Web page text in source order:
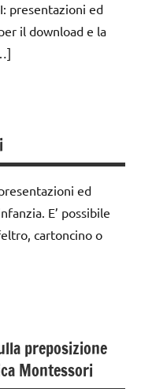
presentazioni ed
il download e la
ed
E’ possibile
cartoncino o
preposizione
Montessori